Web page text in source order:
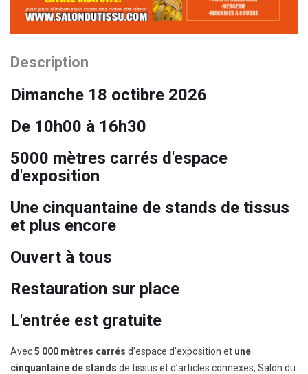
Description
Dimanche 18 octibre 2026
De 10h00 à 16h30
5000 mètres carrés d'espace
d'exposition
Une cinquantaine de stands de tissus
et plus encore
Ouvert à tous
Restauration sur place
L'entrée est gratuite
Avec5 000 mètres carrés d’espace d’exposition et une
cinquantaine de stands de tissus et d’articles connexes, Salon du